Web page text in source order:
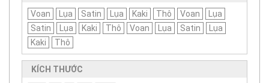
Voan Lụa Satin Lụa Kaki Thô Voan
Lụa
Satin
Lụa Kaki Thô Voan Lụa Satin
Lụa
Kaki
Thô
KÍCH THƯỚC